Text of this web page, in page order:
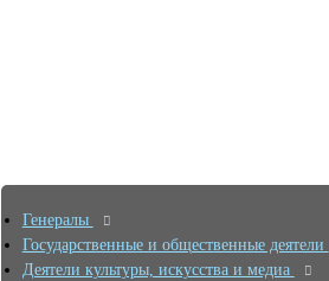
Генералы
Государственные и общественные деятели
Деятели культуры, искусства и медиа